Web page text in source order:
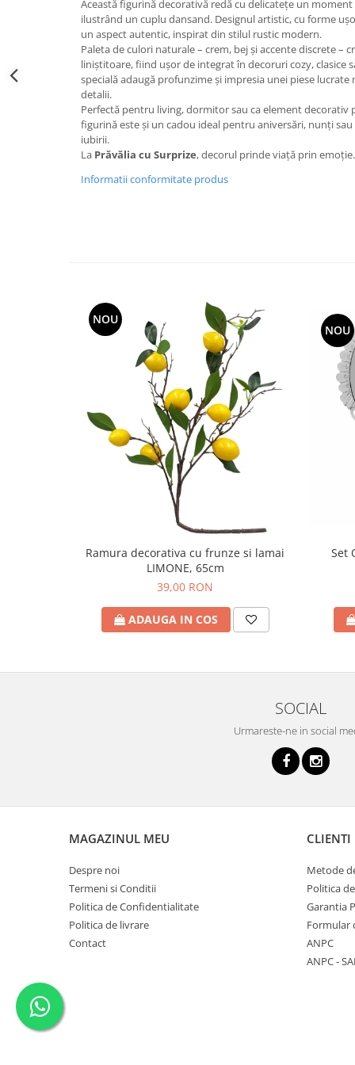
Decoratiuni Craciun
Sweet Wonderland
Crengute Decorative
Decoratiuni Muzicale
Decoratiuni Luminoase
Coronite & Ghirlande
Aromaterapie Craciun
Felicitari, Cutii si Pungi de Cadou
Această figurină decorativă redă cu delicatețe un
ilustrând un cuplu dansand. Designul artistic, cu forme
un aspect autentic, inspirat din stilul rustic modern.
Paleta de culori naturale – crem, bej și accente discrete –
liniștitoare, fiind ușor de integrat în decoruri cozy, clasice
specială adaugă profunzime și impresia unei piese
detalii.
Perfectă pentru living, dormitor sau ca element decorativ
figurină este și un cadou ideal pentru aniversări, nunți sau
iubirii.
La Prăvălia cu Surprize, decorul prinde viață prin emoție.
Informatii conformitate produs
NOU
Ramura decorativa cu frunze si lamai
LIMONE, 65cm
39,00 RON
ADAUGA IN COS
NOU
Set
SOCIAL
Urmareste-ne in social
MAGAZINUL MEU
Despre noi
Termeni si Conditii
Politica de Confidentialitate
Politica de livrare
Contact
CLIENTI
Metode
Politica
Garantia
Formular
ANPC
ANPC -